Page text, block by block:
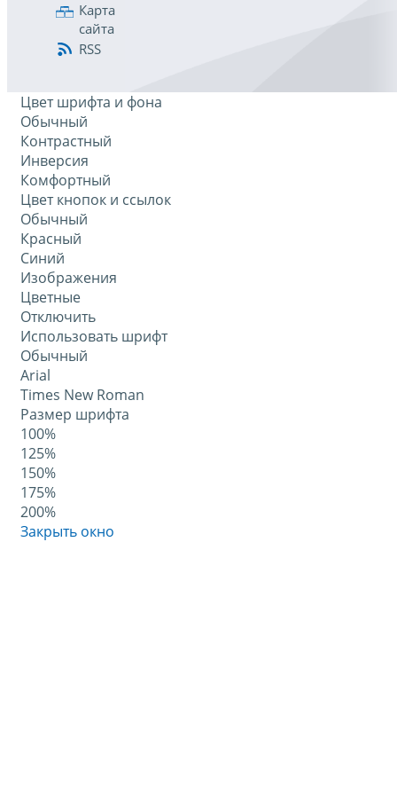
Карта
сайта
RSS
Цвет шрифта и фона
Обычный
Контрастный
Инверсия
Комфортный
Цвет кнопок и ссылок
Обычный
Красный
Синий
Изображения
Цветные
Отключить
Использовать шрифт
Обычный
Arial
Times New Roman
Размер шрифта
100%
125%
150%
175%
200%
Закрыть окно